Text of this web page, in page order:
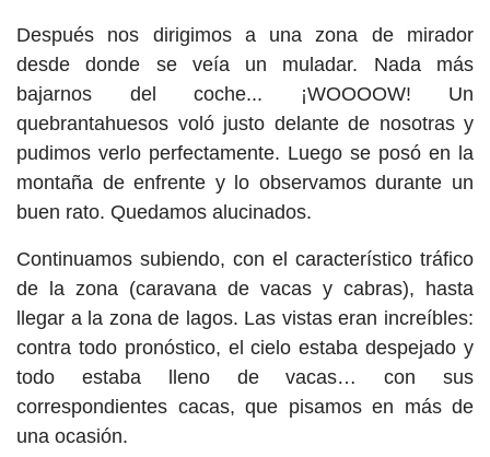
Después nos dirigimos a una zona de mirador
desde donde se veía un muladar. Nada más
bajarnos del coche... ¡WOOOOW! Un
quebrantahuesos voló justo delante de nosotras y
pudimos verlo perfectamente. Luego se posó en la
montaña de enfrente y lo observamos durante un
buen rato. Quedamos alucinados.
Continuamos subiendo, con el característico tráfico
de la zona (caravana de vacas y cabras), hasta
llegar a la zona de lagos. Las vistas eran increíbles:
contra todo pronóstico, el cielo estaba despejado y
todo estaba lleno de vacas… con sus
correspondientes cacas, que pisamos en más de
una ocasión.